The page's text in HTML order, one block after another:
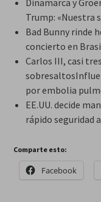
Trump: «Nuestra
Bad Bunny rinde
concierto en
Carlos III, casi
por embolia
EE.UU. decide
rápido seguridad
Comparte esto:
Facebook